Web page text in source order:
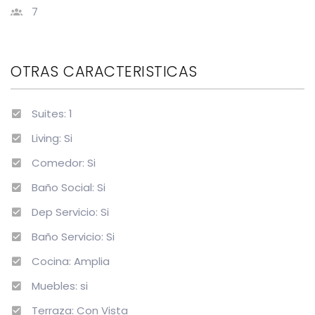
7
OTRAS CARACTERISTICAS
Suites: 1
Living: Si
Comedor: Si
Baño Social: Si
Dep Servicio: Si
Baño Servicio: Si
Cocina: Amplia
Muebles: si
Terraza: Con Vista